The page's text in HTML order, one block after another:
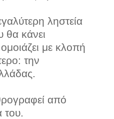
ληστεία
κάνει
με κλοπή
την
από